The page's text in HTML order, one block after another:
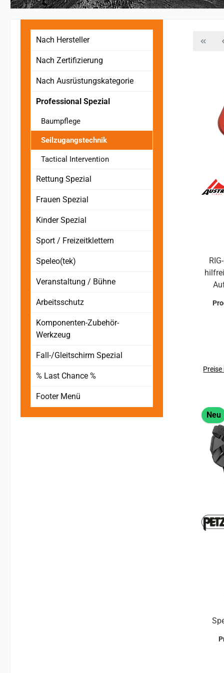
Nach Hersteller
Nach Zertifizierung
Nach Ausrüstungskategorie
Professional Spezial
Baumpflege
Seilzugangstechnik
Tactical Intervention
Rettung Spezial
Frauen Spezial
Kinder Spezial
Sport / Freizeitklettern
Speleo(tek)
Veranstaltung / Bühne
Arbeitsschutz
Komponenten-Zubehör-
Werkzeug
Fall-/Gleitschirm Spezial
% Last Chance %
Footer Menü
Neu